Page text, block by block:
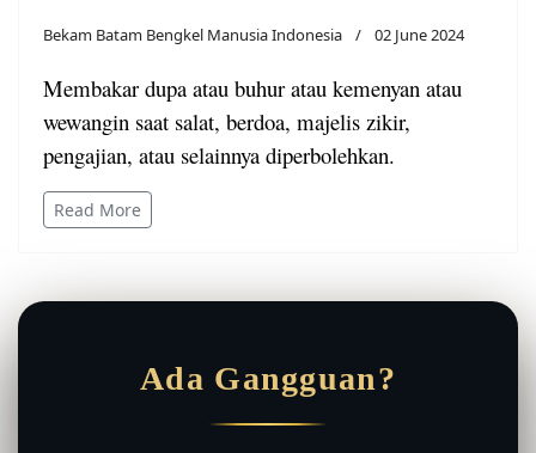
Bekam Batam Bengkel Manusia Indonesia 02 June 2024
Membakar dupa atau buhur atau kemenyan atau
wewangin saat salat, berdoa, majelis zikir,
pengajian, atau selainnya diperbolehkan.
Read More
Ada Gangguan?